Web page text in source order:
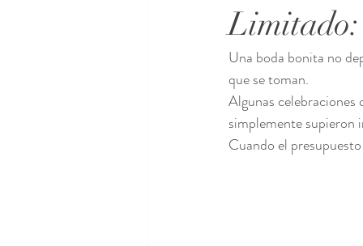
Limitado:
Una boda bonita no
que se toman.
Algunas celebraciones
simplemente supieron
Cuando el